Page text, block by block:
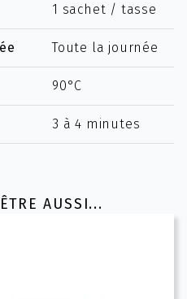
1 sachet / tasse
Toute la journée
90°C
3 à 4 minutes
AUSSI...